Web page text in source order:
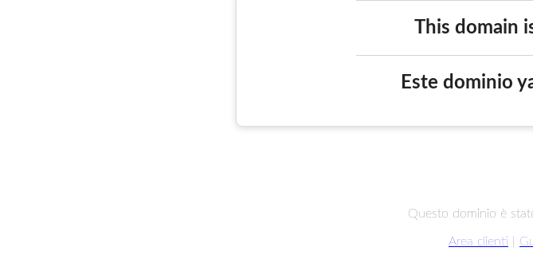
This domain
Este dominio
Questo dominio è
Area clienti